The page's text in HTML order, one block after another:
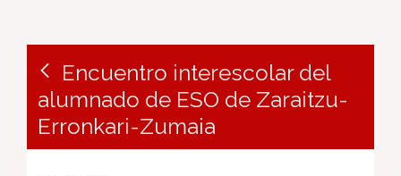
Encuentro interescolar del
alumnado de ESO de Zaraitzu-
Erronkari-Zumaia